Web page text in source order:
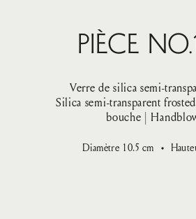
Pièce
Verre de silica semi-
Silica semi-transparent
bouche |
Diamètre 10.5 cm